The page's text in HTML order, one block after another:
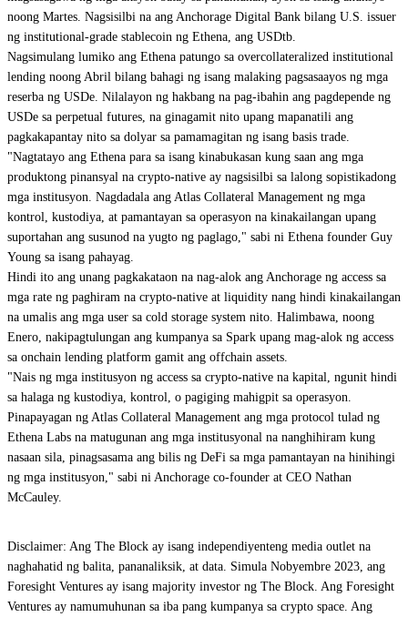
noong Martes. Nagsisilbi na ang Anchorage Digital Bank bilang U.S. issuer
ng institutional-grade stablecoin ng Ethena, ang USDtb.
Nagsimulang lumiko ang Ethena patungo sa overcollateralized institutional
lending noong Abril bilang bahagi ng isang malaking pagsasaayos ng mga
reserba ng USDe. Nilalayon ng hakbang na pag-ibahin ang pagdepende ng
USDe sa perpetual futures, na ginagamit nito upang mapanatili ang
pagkakapantay nito sa dolyar sa pamamagitan ng isang basis trade.
"Nagtatayo ang Ethena para sa isang kinabukasan kung saan ang mga
produktong pinansyal na crypto-native ay nagsisilbi sa lalong sopistikadong
mga institusyon. Nagdadala ang Atlas Collateral Management ng mga
kontrol, kustodiya, at pamantayan sa operasyon na kinakailangan upang
suportahan ang susunod na yugto ng paglago," sabi ni Ethena founder Guy
Young sa isang pahayag.
Hindi ito ang unang pagkakataon na nag-alok ang Anchorage ng access sa
mga rate ng paghiram na crypto-native at liquidity nang hindi kinakailangan
na umalis ang mga user sa cold storage system nito. Halimbawa, noong
Enero, nakipagtulungan ang kumpanya sa Spark upang mag-alok ng access
sa onchain lending platform gamit ang offchain assets.
"Nais ng mga institusyon ng access sa crypto-native na kapital, ngunit hindi
sa halaga ng kustodiya, kontrol, o pagiging mahigpit sa operasyon.
Pinapayagan ng Atlas Collateral Management ang mga protocol tulad ng
Ethena Labs na matugunan ang mga institusyonal na nanghihiram kung
nasaan sila, pinagsasama ang bilis ng DeFi sa mga pamantayan na hinihingi
ng mga institusyon," sabi ni Anchorage co-founder at CEO Nathan
McCauley.
Disclaimer: Ang The Block ay isang independiyenteng media outlet na
naghahatid ng balita, pananaliksik, at data. Simula Nobyembre 2023, ang
Foresight Ventures ay isang majority investor ng The Block. Ang Foresight
Ventures ay namumuhunan sa iba pang kumpanya sa crypto space. Ang